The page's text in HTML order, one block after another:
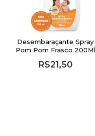
Desembaraçante Spray
Pom Pom Frasco 200Ml
Infantil
R$21,50